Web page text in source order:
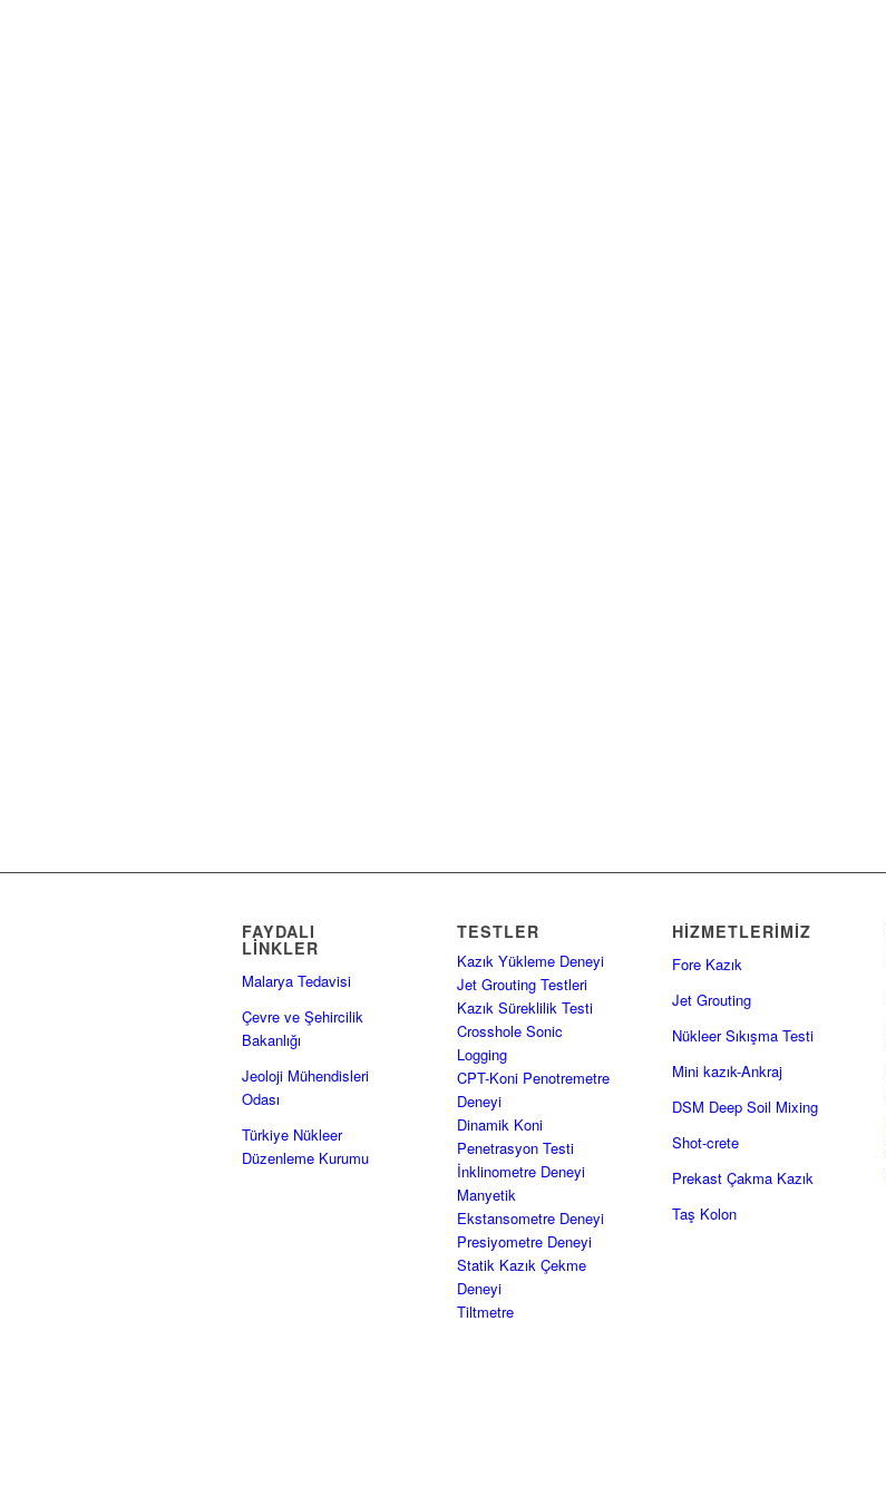
FAYDALI
LINKLER
Malarya Tedavisi
Çevre ve Şehircilik
Bakanlığı
Jeoloji Mühendisleri
Odası
Türkiye Nükleer
Düzenleme Kurumu
TESTLER
Kazık Yükleme Deneyi
Jet Grouting Testleri
Kazık Süreklilik Testi
Crosshole Sonic
Logging
CPT-Koni Penotremetre
Deneyi
Dinamik Koni
Penetrasyon Testi
İnklinometre Deneyi
Manyetik
Ekstansometre Deneyi
Presiyometre Deneyi
Statik Kazık Çekme
Deneyi
Tiltmetre
HİZMETLERİMİZ
Fore Kazık
Jet Grouting
Nükleer Sıkışma Testi
Mini kazık-Ankraj
DSM Deep Soil Mixing
Shot-crete
Prekast Çakma Kazık
Taş Kolon